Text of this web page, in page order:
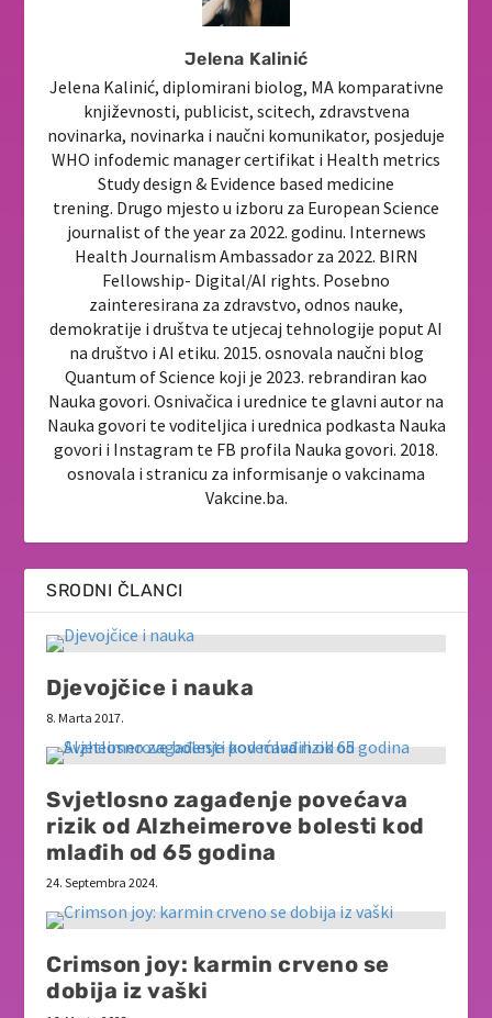
Jelena Kalinić
Jelena Kalinić, diplomirani biolog, MA komparativne
književnosti, publicist, scitech, zdravstvena
novinarka, novinarka i naučni komunikator, posjeduje
WHO infodemic manager certifikat i Health metrics
Study design & Evidence based medicine
trening. Drugo mjesto u izboru za European Science
journalist of the year za 2022. godinu. Internews
Health Journalism Ambassador za 2022. BIRN
Fellowship- Digital/AI rights. Posebno
zainteresirana za zdravstvo, odnos nauke,
demokratije i društva te utjecaj tehnologije poput AI
na društvo i AI etiku. 2015. osnovala naučni blog
Quantum of Science koji je 2023. rebrandiran kao
Nauka govori. Osnivačica i urednice te glavni autor na
Nauka govori te voditeljica i urednica podkasta Nauka
govori i Instagram te FB profila Nauka govori. 2018.
osnovala i stranicu za informisanje o vakcinama
Vakcine.ba.
SRODNI ČLANCI
Djevojčice i nauka
8. Marta 2017.
Svjetlosno zagađenje povećava
rizik od Alzheimerove bolesti kod
mlađih od 65 godina
24. Septembra 2024.
Crimson joy: karmin crveno se
dobija iz vaški